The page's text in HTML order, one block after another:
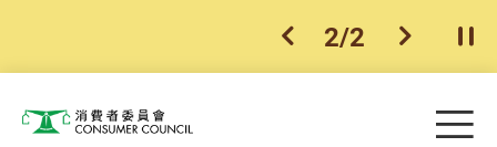
上一个
2/2 下一个开
消费者委员会 目